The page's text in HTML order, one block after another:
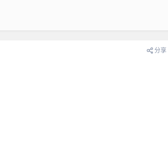
分享